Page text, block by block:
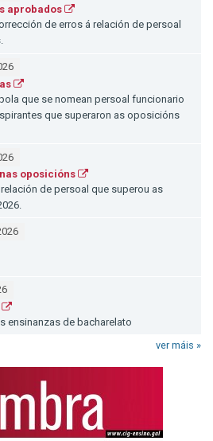
aprobados
de erros á relación de persoal
que se nomean persoal funcionario
que superaron as oposicións
oposicións
de persoal que superou as
ensinanzas de bacharelato
ver máis »